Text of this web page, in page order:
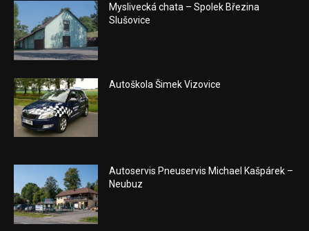
Myslivecká chata – Spolek Březina
Slušovice
Autoškola Šimek Vizovice
Autoservis Pneuservis Michael Kašpárek –
Neubuz